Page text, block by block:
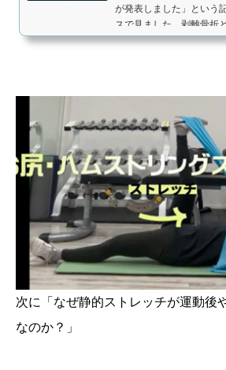
が発表しました」という
スで見ました。剥離骨折
次に「なぜ静的ストレッチが運動後
なのか？」